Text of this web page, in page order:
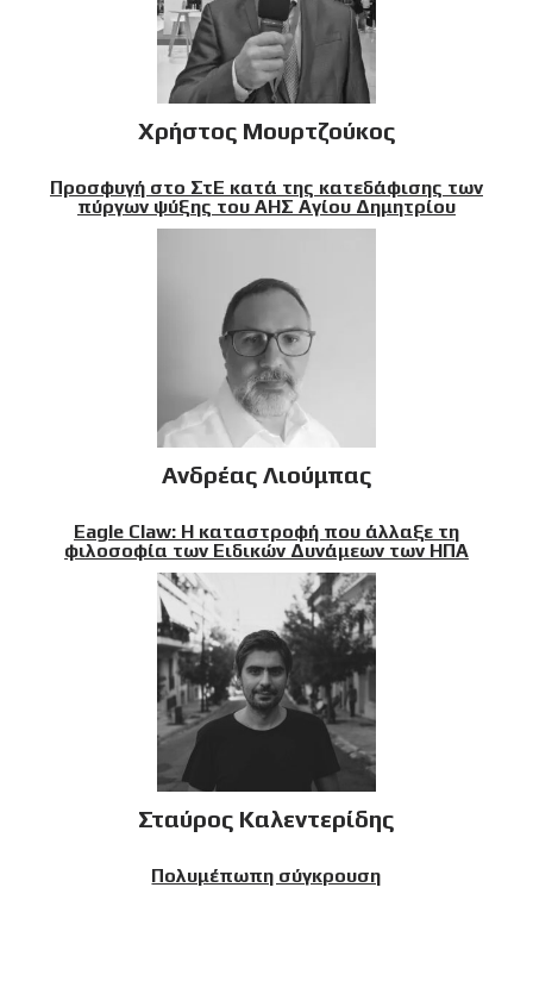
Χρήστος Μουρτζούκος
Προσφυγή στο ΣτΕ κατά της κατεδάφισης των
πύργων ψύξης του ΑΗΣ Αγίου Δημητρίου
Ανδρέας Λιούμπας
Eagle Claw: Η καταστροφή που άλλαξε τη
φιλοσοφία των Ειδικών Δυνάμεων των ΗΠΑ
Σταύρος Καλεντερίδης
Πολυμέπωπη σύγκρουση